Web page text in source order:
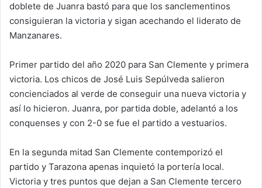
doblete de Juanra bastó para que los sanclementinos
consiguieran la victoria y sigan acechando el liderato de
Manzanares.
Primer partido del año 2020 para San Clemente y primera
victoria. Los chicos de José Luis Sepúlveda salieron
concienciados al verde de conseguir una nueva victoria y
así lo hicieron. Juanra, por partida doble, adelantó a los
conquenses y con 2-0 se fue el partido a vestuarios.
En la segunda mitad San Clemente contemporizó el
partido y Tarazona apenas inquietó la portería local.
Victoria y tres puntos que dejan a San Clemente tercero